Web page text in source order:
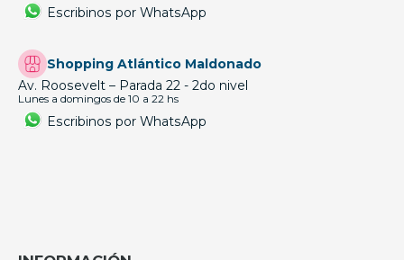
Escribinos por WhatsApp
Shopping Atlántico Maldonado
Av. Roosevelt – Parada 22 - 2do nivel
Lunes a domingos de 10 a 22 hs
Escribinos por WhatsApp